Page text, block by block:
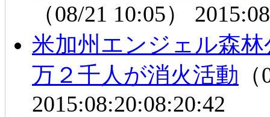
（08/21 10:05）
米加州エンジェル森
万２千人が消火活動
2015:08:20:08:20:42